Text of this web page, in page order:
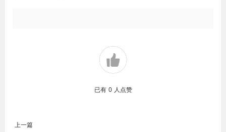
已有 0 人点赞
上一篇